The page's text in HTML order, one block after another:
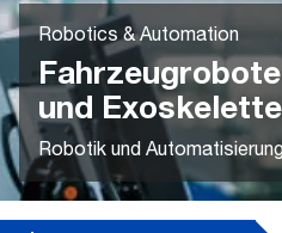
Robotics & Automation
und Exoskelette
Robotik und